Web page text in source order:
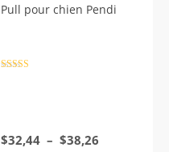
$33,60
Pull pour chien Pendi
$32,44 – $38,26